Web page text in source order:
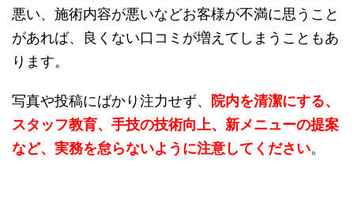
悪い、施術内容が悪いなどお客様が不満に思うこと
があれば、良くない口コミが増えてしまうこともあ
ります。
写真や投稿にばかり注力せず、 院内を清潔にする、
スタッフ教育、手技の技術向上、新メニューの提案
など、実務を怠らないように注意してください。